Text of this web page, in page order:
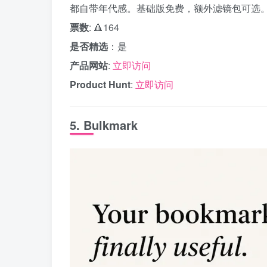
都自带年代感。基础版免费，额外滤镜包可选
票数: 🔺164
是否精选：是
产品网站: 立即访问
Product Hunt: 立即访问
5. Bulkmark